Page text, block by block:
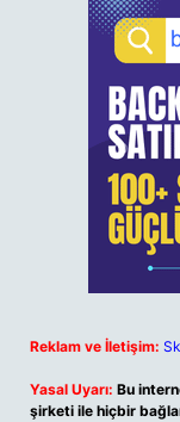
Reklam ve İletişim:
Yasal Uyarı: Bu
şirketi ile hiçbir